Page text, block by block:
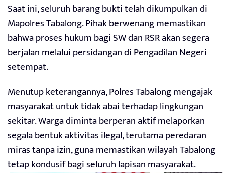
Saat ini, seluruh barang bukti telah dikumpulkan di
Mapolres Tabalong. Pihak berwenang memastikan
bahwa proses hukum bagi SW dan RSR akan segera
berjalan melalui persidangan di Pengadilan Negeri
setempat.
Menutup keterangannya, Polres Tabalong mengajak
masyarakat untuk tidak abai terhadap lingkungan
sekitar. Warga diminta berperan aktif melaporkan
segala bentuk aktivitas ilegal, terutama peredaran
miras tanpa izin, guna memastikan wilayah Tabalong
tetap kondusif bagi seluruh lapisan masyarakat.